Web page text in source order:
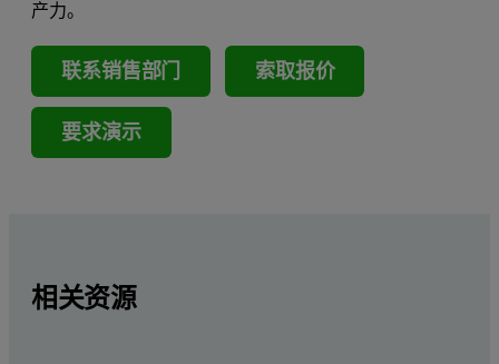
产力。
联系销售部门 索取报价
要求演示
相关资源